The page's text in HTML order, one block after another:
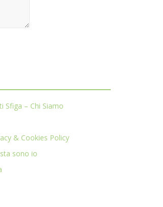
Sfiga – Chi Siamo
& Cookies Policy
sono io